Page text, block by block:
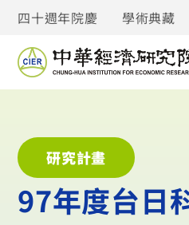
四十週年院慶 學術典藏
研究計畫
97年度台日